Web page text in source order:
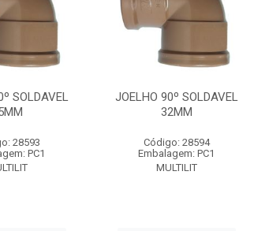
SOLDAVEL
28593
PC1
JOELHO 90º SOLDAVEL
32MM
Código: 28594
Embalagem: PC1
MULTILIT